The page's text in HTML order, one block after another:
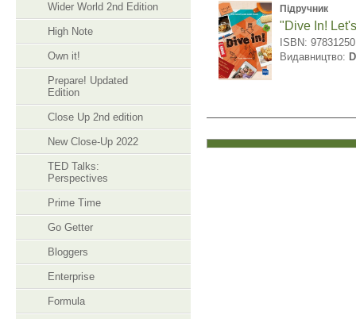
Wider World 2nd Edition
High Note
Own it!
Prepare! Updated
Edition
Close Up 2nd edition
New Close-Up 2022
TED Talks:
Perspectives
Prime Time
Go Getter
Bloggers
Enterprise
Formula
Підручник
"Dive In!
ISBN:
Видавництво: